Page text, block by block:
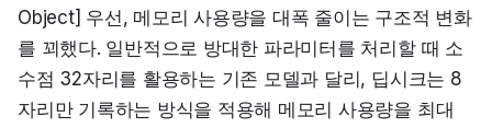
Object] 우선, 메모리 사용량을 대폭 줄이는 구조적 변화
를 꾀했다. 일반적으로 방대한 파라미터를 처리할 때 소
수점 32자리를 활용하는 기존 모델과 달리, 딥시크는 8
자리만 기록하는 방식을 적용해 메모리 사용량을 최대